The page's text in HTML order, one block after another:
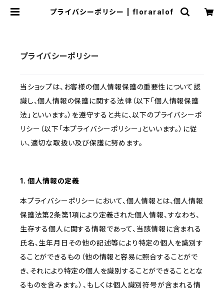
プライバシーポリシー | floraralof
プライバシーポリシー
当ショップは、お客様の個人情報保護の重要性について認
識し、個人情報の保護に関する法律（以下「個人情報保護
法」といいます。）を遵守すると共に、以下のプライバシーポ
リシー（以下「本プライバシーポリシー」といいます。）に従
い、適切な取扱い及び保護に努めます。
1. 個人情報の定義
本プライバシーポリシーにおいて、個人情報とは、個人情報
保護法第2条第1項により定義された個人情報、すなわち、
生存する個人に関する情報であって、当該情報に含まれる
氏名、生年月日その他の記述等により特定の個人を識別す
ることができるもの（他の情報と容易に照合することがで
き、それにより特定の個人を識別することができることとな
るものを含みます。）、もしくは個人識別符号が含まれる情